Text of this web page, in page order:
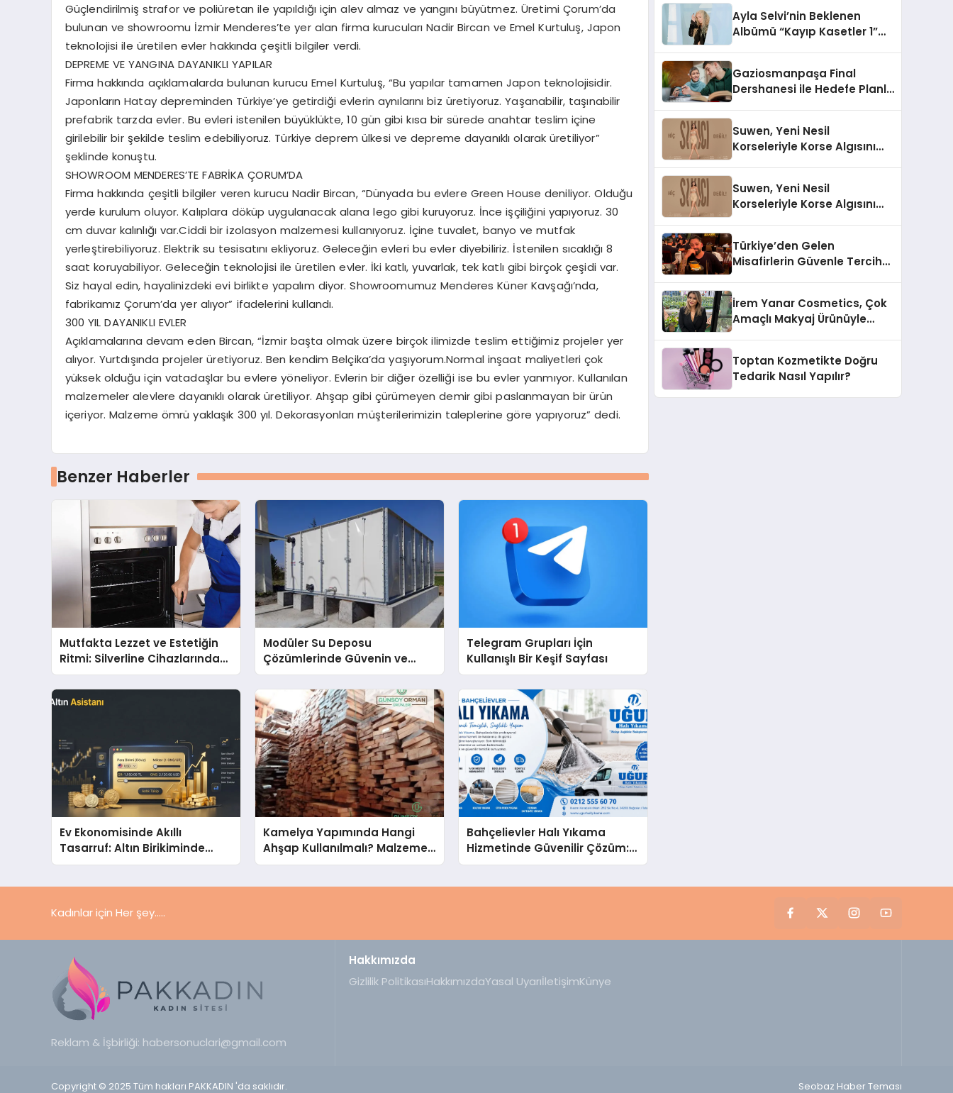
Güçlendirilmiş strafor ve poliüretan ile yapıldığı için alev almaz ve yangını büyütmez. Üretimi Çorum’da
bulunan ve showroomu İzmir Menderes’te yer alan firma kurucuları Nadir Bircan ve Emel Kurtuluş, Japon
teknolojisi ile üretilen evler hakkında çeşitli bilgiler verdi.
DEPREME VE YANGINA DAYANIKLI YAPILAR
Firma hakkında açıklamalarda bulunan kurucu Emel Kurtuluş, “Bu yapılar tamamen Japon teknolojisidir.
Japonların Hatay depreminden Türkiye’ye getirdiği evlerin aynılarını biz üretiyoruz. Yaşanabilir, taşınabilir
prefabrik tarzda evler. Bu evleri istenilen büyüklükte, 10 gün gibi kısa bir sürede anahtar teslim içine
girilebilir bir şekilde teslim edebiliyoruz. Türkiye deprem ülkesi ve depreme dayanıklı olarak üretiliyor”
şeklinde konuştu.
SHOWROOM MENDERES’TE FABRİKA ÇORUM’DA
Firma hakkında çeşitli bilgiler veren kurucu Nadir Bircan, “Dünyada bu evlere Green House deniliyor. Olduğu
yerde kurulum oluyor. Kalıplara döküp uygulanacak alana lego gibi kuruyoruz. İnce işçiliğini yapıyoruz. 30
cm duvar kalınlığı var.Ciddi bir izolasyon malzemesi kullanıyoruz. İçine tuvalet, banyo ve mutfak
yerleştirebiliyoruz. Elektrik su tesisatını ekliyoruz. Geleceğin evleri bu evler diyebiliriz. İstenilen sıcaklığı 8
saat koruyabiliyor. Geleceğin teknolojisi ile üretilen evler. İki katlı, yuvarlak, tek katlı gibi birçok çeşidi var.
Siz hayal edin, hayalinizdeki evi birlikte yapalım diyor. Showroomumuz Menderes Küner Kavşağı’nda,
fabrikamız Çorum’da yer alıyor” ifadelerini kullandı.
300 YIL DAYANIKLI EVLER
Açıklamalarına devam eden Bircan, “İzmir başta olmak üzere birçok ilimizde teslim ettiğimiz projeler yer
alıyor. Yurtdışında projeler üretiyoruz. Ben kendim Belçika’da yaşıyorum.Normal inşaat maliyetleri çok
yüksek olduğu için vatadaşlar bu evlere yöneliyor. Evlerin bir diğer özelliği ise bu evler yanmıyor. Kullanılan
malzemeler alevlere dayanıklı olarak üretiliyor. Ahşap gibi çürümeyen demir gibi paslanmayan bir ürün
içeriyor. Malzeme ömrü yaklaşık 300 yıl. Dekorasyonları müşterilerimizin taleplerine göre yapıyoruz” dedi.
Benzer Haberler
Mutfakta Lezzet ve Estetiğin
Ritmi: Silverline Cihazlarında
Dürüst Teknik Destek
Deneyimi
Modüler Su Deposu
Çözümlerinde Güvenin ve
Kalitenin Adresi
Telegram Grupları İçin
Kullanışlı Bir Keşif Sayfası
Ev Ekonomisinde Akıllı
Tasarruf: Altın Birikiminde
Pratik ve Güvenli Yöntemler
Kamelya Yapımında Hangi
Ahşap Kullanılmalı? Malzeme
Seçim Rehberi
Bahçelievler Halı Yıkama
Hizmetinde Güvenilir Çözüm:
Uğur Halı Yıkama
Ayla Selvi’nin Beklenen
Albümü “Kayıp Kasetler 1”
Gaziosmanpaşa Final
Dershanesi ile Hedefe Planlı
Suwen, Yeni Nesil
Korseleriyle Korse Algısını
Suwen, Yeni Nesil
Korseleriyle Korse Algısını
Türkiye’den Gelen
Misafirlerin Güvenle Tercih
Dikkat Çekiyor
İrem Yanar Cosmetics, Çok
Amaçlı Makyaj Ürünüyle
Toptan Kozmetikte Doğru
Tedarik Nasıl Yapılır?
Kadınlar için Her şey.....
Reklam & İşbirliği: habersonuclari@gmail.com
Hakkımızda
Gizlilik PolitikasıHakkımızdaYasal UyarıİletişimKünye
Copyright © 2025 Tüm hakları PAKKADIN 'da saklıdır. Seobaz Haber Teması